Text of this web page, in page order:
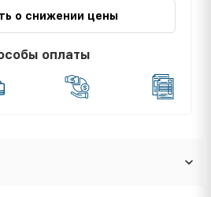
о снижении цены
оплаты